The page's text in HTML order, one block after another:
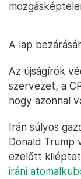
A lap
Az újságírók
szervezet, a
hogy azonnal
Irán súlyos
Donald Trump
ezelőtt
iráni